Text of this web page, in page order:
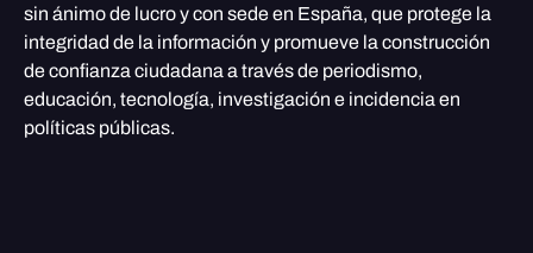
sin ánimo de lucro y con sede en España, que protege la
integridad de la información y promueve la construcción
de confianza ciudadana a través de periodismo,
educación, tecnología, investigación e incidencia en
políticas públicas.